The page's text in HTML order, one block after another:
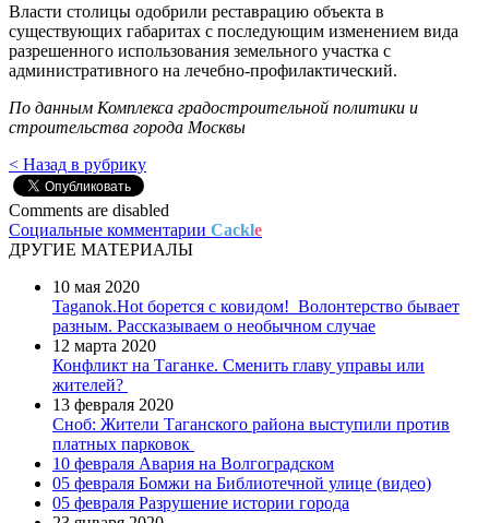
Власти столицы одобрили реставрацию объекта в
существующих габаритах с последующим изменением вида
разрешенного использования земельного участка с
административного на лечебно-профилактический.
По данным Комплекса градостроительной политики и
строительства города Москвы
< Назад в рубрику
Comments are disabled
Социальные комментарии Cackle
ДРУГИЕ МАТЕРИАЛЫ
10 мая 2020
Taganok.Hot борется с ковидом! Волонтерство бывает
разным. Рассказываем о необычном случае
12 марта 2020
Конфликт на Таганке. Сменить главу управы или
жителей?
13 февраля 2020
Сноб: Жители Таганского района выступили против
платных парковок
10 февраля Авария на Волгоградском
05 февраля Бомжи на Библиотечной улице (видео)
05 февраля Разрушение истории города